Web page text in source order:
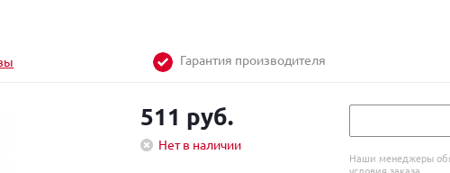
Гарантия производителя
511 руб.
Нет в наличии
Наши менеджеры